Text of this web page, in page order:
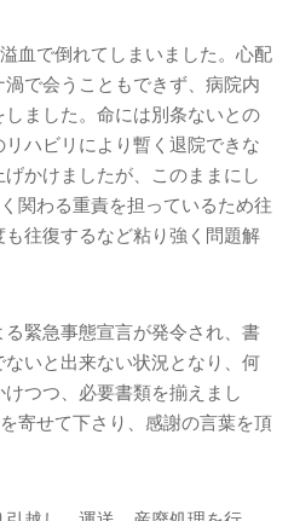
血で倒れてしまいました。心配
で会うこともできず、病院内
ました。命には別条ないとの
ハビリにより暫く退院できな
かけましたが、このままにし
関わる重責を担っているため往
往復するなど粘り強く問題解
緊急事態宣言が発令され、書
いと出来ない状況となり、何
つつ、必要書類を揃えまし
寄せて下さり、感謝の言葉を頂